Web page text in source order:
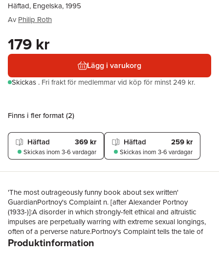
Häftad, Engelska, 1995
Av Philip Roth
179 kr
Lägg i varukorg
Skickas . Fri frakt för medlemmar vid köp för minst 249 kr.
Finns i fler format (2)
Häftad 369 kr
Skickas inom 3-6 vardagar
Häftad 259 kr
Skickas inom 3-6 vardagar
'The most outrageously funny book about sex written'
GuardianPortnoy's Complaint n. [after Alexander Portnoy
(1933-)]:A disorder in which strongly-felt ethical and altruistic
impulses are perpetually warring with extreme sexual longings,
often of a perverse nature.Portnoy's Complaint tells the tale of
young Jewish lawyer Alexander Portnoy and his scandalous
Produktinformation